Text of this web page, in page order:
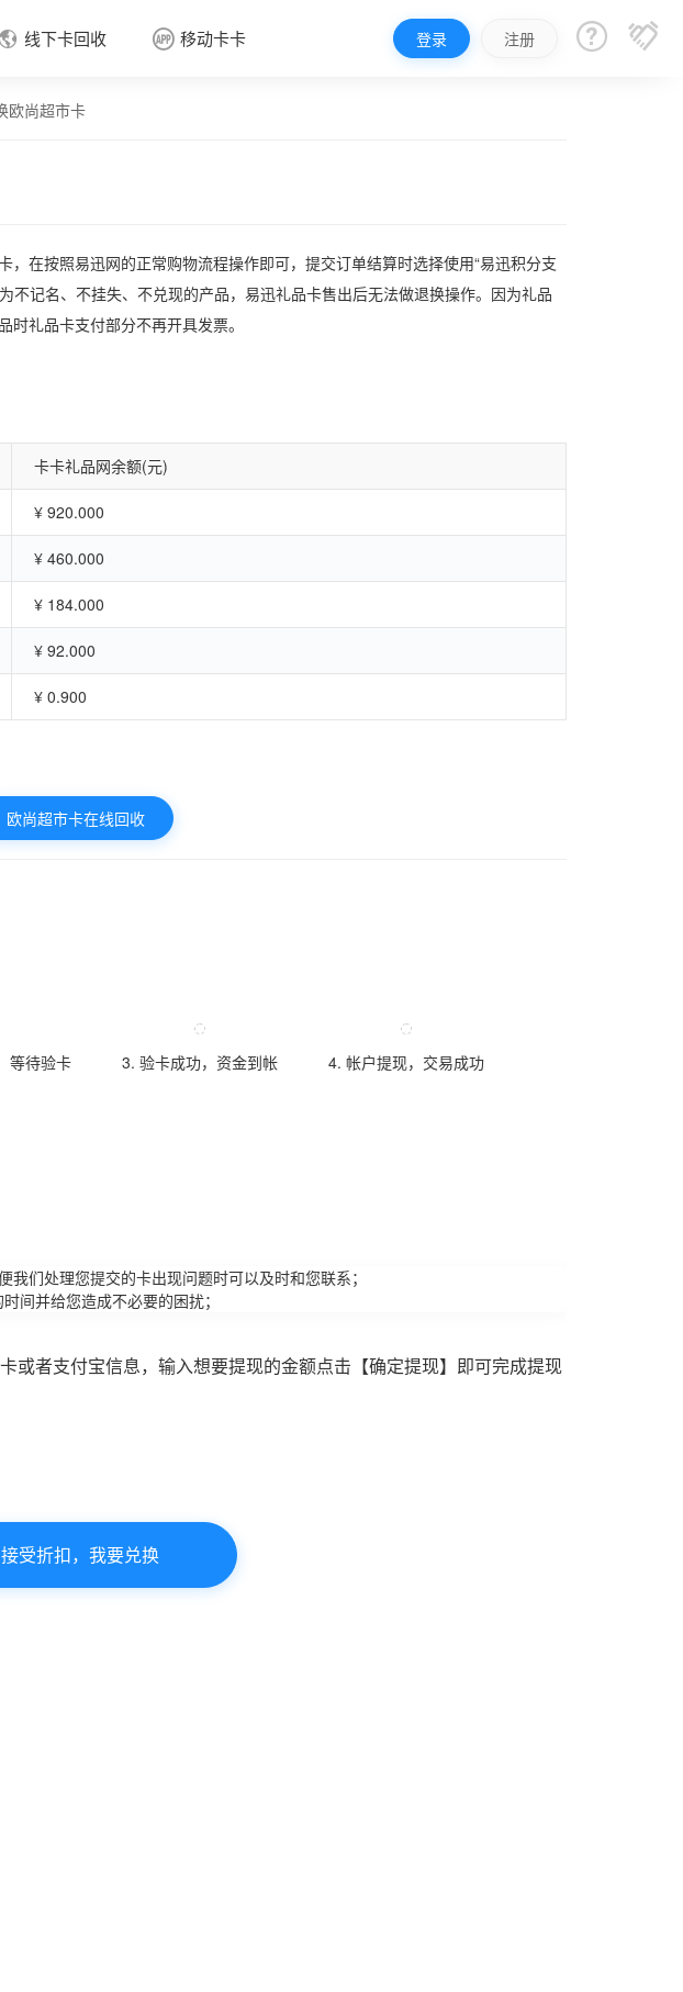
 线下卡回收  移动卡卡 登录 注册  
欧尚超市卡
，在按照易迅网的正常购物流程操作即可，提交订单结算时选择使用“易迅积分支
不记名、不挂失、不兑现的产品，易迅礼品卡售出后无法做退换操作。因为礼品
礼品卡支付部分不再开具发票。
卡卡礼品网余额(元)
¥ 920.000
¥ 460.000
¥ 184.000
¥ 92.000
¥ 0.900
欧尚超市卡在线回收
等待验卡 3. 验卡成功，资金到帐 4. 帐户提现，交易成功
们处理您提交的卡出现问题时可以及时和您联系；
间并给您造成不必要的困扰；
或者支付宝信息，输入想要提现的金额点击【确定提现】即可完成提现
接受折扣，我要兑换